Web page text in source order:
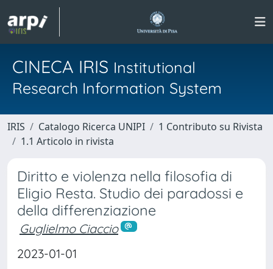
CINECA IRIS Institutional
Research Information System
IRIS Catalogo Ricerca UNIPI
1 Contributo su Rivista
1.1 Articolo in rivista
Diritto e violenza nella filosofia di
Eligio Resta. Studio dei paradossi e
della differenziazione
Guglielmo Ciaccio
2023-01-01